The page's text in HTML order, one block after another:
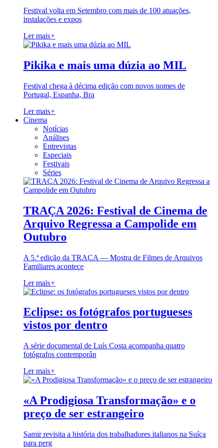
Festival volta em Setembro com mais de 100 atuações,
instalações e expos
Ler mais+
Pikika e mais uma dúzia ao MIL
Festival chega à décima edição com novos nomes de
Portugal, Espanha, Bra
Ler mais+
Cinema
Notícias
Análises
Entrevistas
Especiais
Festivais
Séries
TRAÇA 2026: Festival de Cinema de
Arquivo Regressa a Campolide em
Outubro
A 5.ª edição da TRAÇA — Mostra de Filmes de Arquivos
Familiares acontece
Ler mais+
Eclipse: os fotógrafos portugueses
vistos por dentro
A série documental de Luís Costa acompanha quatro
fotógrafos contemporân
Ler mais+
«A Prodigiosa Transformação» e o
preço de ser estrangeiro
Samir revisita a história dos trabalhadores italianos na Suíça
para perg